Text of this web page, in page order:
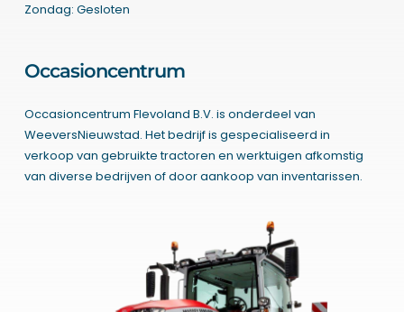
Zondag: Gesloten
Occasioncentrum
Occasioncentrum Flevoland B.V. is onderdeel van
WeeversNieuwstad. Het bedrijf is gespecialiseerd in
verkoop van gebruikte tractoren en werktuigen afkomstig
van diverse bedrijven of door aankoop van inventarissen.